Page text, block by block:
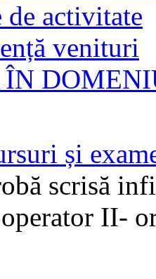
de activitate
venituri
ÎN
și
scrisă
II-